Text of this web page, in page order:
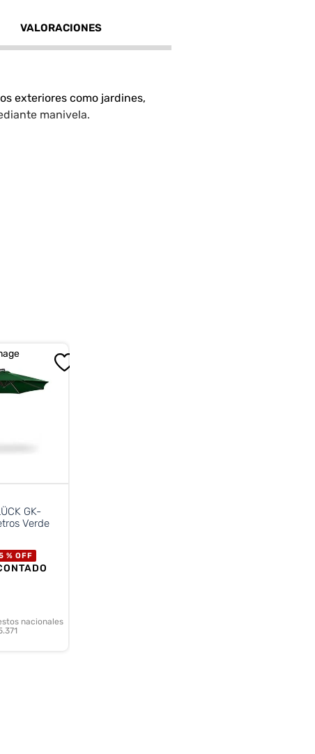
VALORACIONES
exteriores como jardines,
manivela.
lo que aumenta su
moderados sin perder
GK-
Verde
% OFF
nacionales